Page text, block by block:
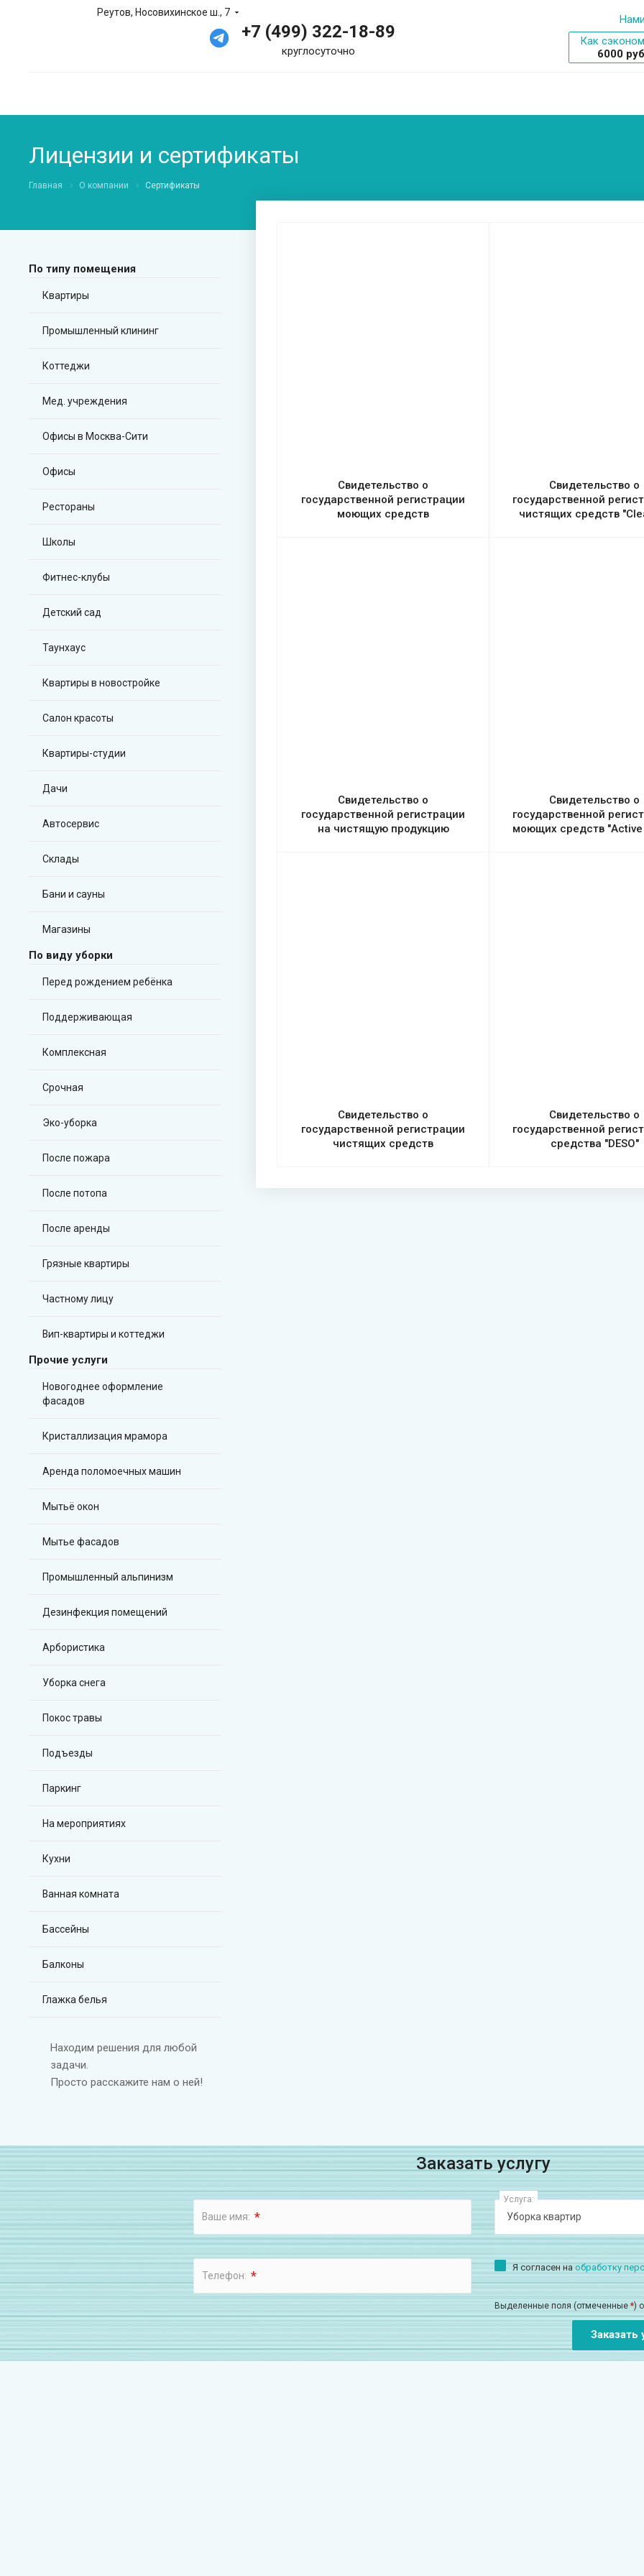
Реутов, Носовихинское ш., 7
+7 (499) 322-18-89
круглосуточно
Как
6000 руб
Лицензии и сертификаты
Главная О компании Сертификаты
Свидетельство о
государственной регистрации
моющих средств
Свидетельство о
государственной
чистящих средств
Свидетельство о
государственной регистрации
на чистящую продукцию
Свидетельство о
государственной
моющих средств "Active
Свидетельство о
государственной регистрации
чистящих средств
Свидетельство о
государственной
средства "DESO"
По типу помещения
Квартиры
Промышленный клининг
Коттеджи
Мед. учреждения
Офисы в Москва-Сити
Офисы
Рестораны
Школы
Фитнес-клубы
Детский сад
Таунхаус
Квартиры в новостройке
Салон красоты
Квартиры-студии
Дачи
Автосервис
Склады
Бани и сауны
Магазины
По виду уборки
Перед рождением ребёнка
Поддерживающая
Комплексная
Срочная
Эко-уборка
После пожара
После потопа
После аренды
Грязные квартиры
Частному лицу
Вип-квартиры и коттеджи
Прочие услуги
Новогоднее оформление
фасадов
Кристаллизация мрамора
Аренда поломоечных машин
Мытьё окон
Мытье фасадов
Промышленный альпинизм
Дезинфекция помещений
Арбористика
Уборка снега
Покос травы
Подъезды
Паркинг
На мероприятиях
Кухни
Ванная комната
Бассейны
Балконы
Глажка белья
Находим решения для любой
задачи.
Просто расскажите нам о ней!
Заказать услугу
Ваше имя: *
Телефон: *
Услуга:
Я согласен на обработку
Выделенные поля (отмеченные *)